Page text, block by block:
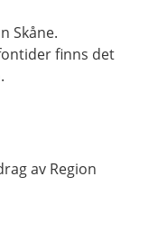
Skåne.
finns det
av Region